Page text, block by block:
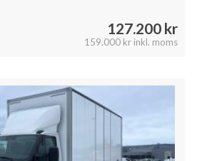
127.200 kr
159.000 kr inkl. moms